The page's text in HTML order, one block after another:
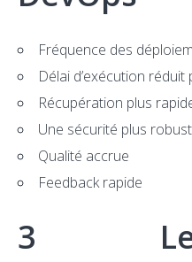
Fréquence des
Délai d’exécution
Récupération plus
Une sécurité plus
Qualité accrue
Feedback rapide
3 Les